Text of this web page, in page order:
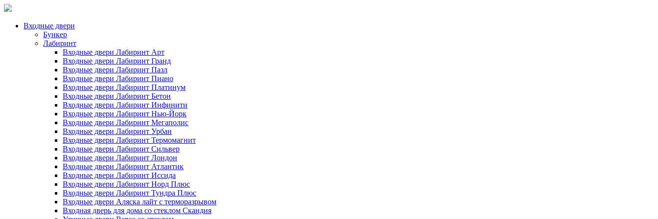
Входные двери
Бункер
Лабиринт
Входные двери Лабиринт Арт
Входные двери Лабиринт Гранд
Входные двери Лабиринт Пазл
Входные двери Лабиринт Пиано
Входные двери Лабиринт Платинум
Входные двери Лабиринт Бетон
Входные двери Лабиринт Инфинити
Входные двери Лабиринт Нью-Йорк
Входные двери Лабиринт Мегаполис
Входные двери Лабиринт Урбан
Входные двери Лабиринт Термомагнит
Входные двери Лабиринт Сильвер
Входные двери Лабиринт Лондон
Входные двери Лабиринт Атлантик
Входные двери Лабиринт Иссида
Входные двери Лабиринт Норд Плюс
Входные двери Лабиринт Тундра Плюс
Входные двери Аляска лайт с терморазрывом
Входная дверь для дома со стеклом Скандия